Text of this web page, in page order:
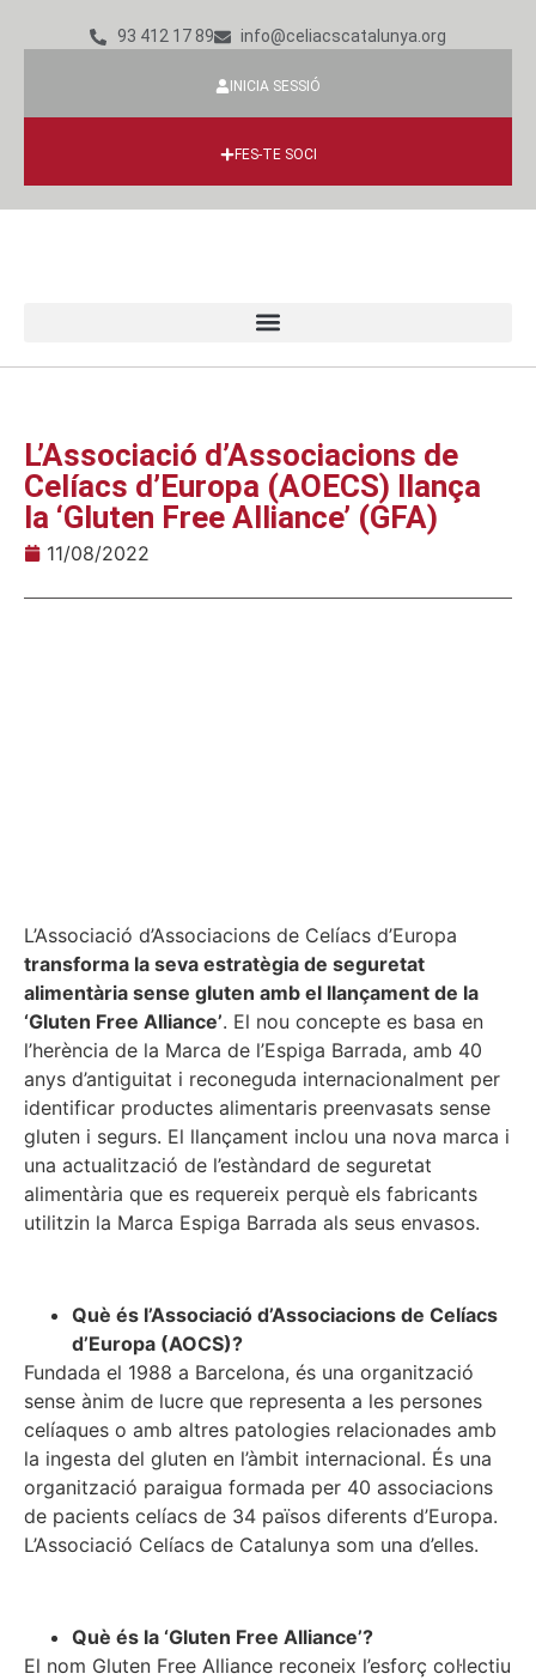
93 412 17 89 info@celiacscatalunya.org
INICIA SESSIÓ
FES-TE SOCI
L’Associació d’Associacions de
Celíacs d’Europa (AOECS) llança
la ‘Gluten Free Alliance’ (GFA)
11/08/2022
L’Associació d’Associacions de Celíacs d’Europa
transforma la seva estratègia de seguretat
alimentària sense gluten amb el llançament de la
‘Gluten Free Alliance’. El nou concepte es basa en
l’herència de la Marca de l’Espiga Barrada, amb 40
anys d’antiguitat i reconeguda internacionalment per
identificar productes alimentaris preenvasats sense
gluten i segurs. El llançament inclou una nova marca i
una actualització de l’estàndard de seguretat
alimentària que es requereix perquè els fabricants
utilitzin la Marca Espiga Barrada als seus envasos.
Què és l’Associació d’Associacions de Celíacs
d’Europa (AOCS)?
Fundada el 1988 a Barcelona, és una organització
sense ànim de lucre que representa a les persones
celíaques o amb altres patologies relacionades amb
la ingesta del gluten en l’àmbit internacional. És una
organització paraigua formada per 40 associacions
de pacients celíacs de 34 països diferents d’Europa.
L’Associació Celíacs de Catalunya som una d’elles.
Què és la ‘Gluten Free Alliance’?
El nom Gluten Free Alliance reconeix l’esforç col·lectiu